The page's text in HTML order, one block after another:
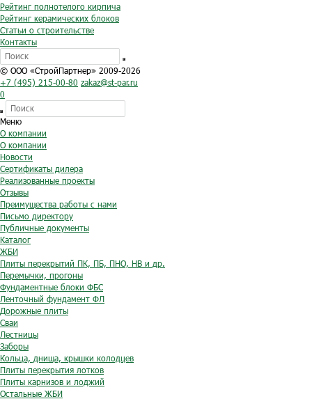
Рейтинг полнотелого кирпича
Рейтинг керамических блоков
Статьи о строительстве
Контакты
© ООО «СтройПартнер» 2009-2026
+7 (495) 215-00-80 zakaz@st-par.ru
0
Меню
О компании
О компании
Новости
Сертификаты дилера
Реализованные проекты
Отзывы
Преимущества работы с нами
Письмо директору
Публичные документы
Каталог
ЖБИ
Плиты перекрытий ПК, ПБ, ПНО, НВ и др.
Перемычки, прогоны
Фундаментные блоки ФБС
Ленточный фундамент ФЛ
Дорожные плиты
Сваи
Лестницы
Заборы
Кольца, днища, крышки колодцев
Плиты перекрытия лотков
Плиты карнизов и лоджий
Остальные ЖБИ